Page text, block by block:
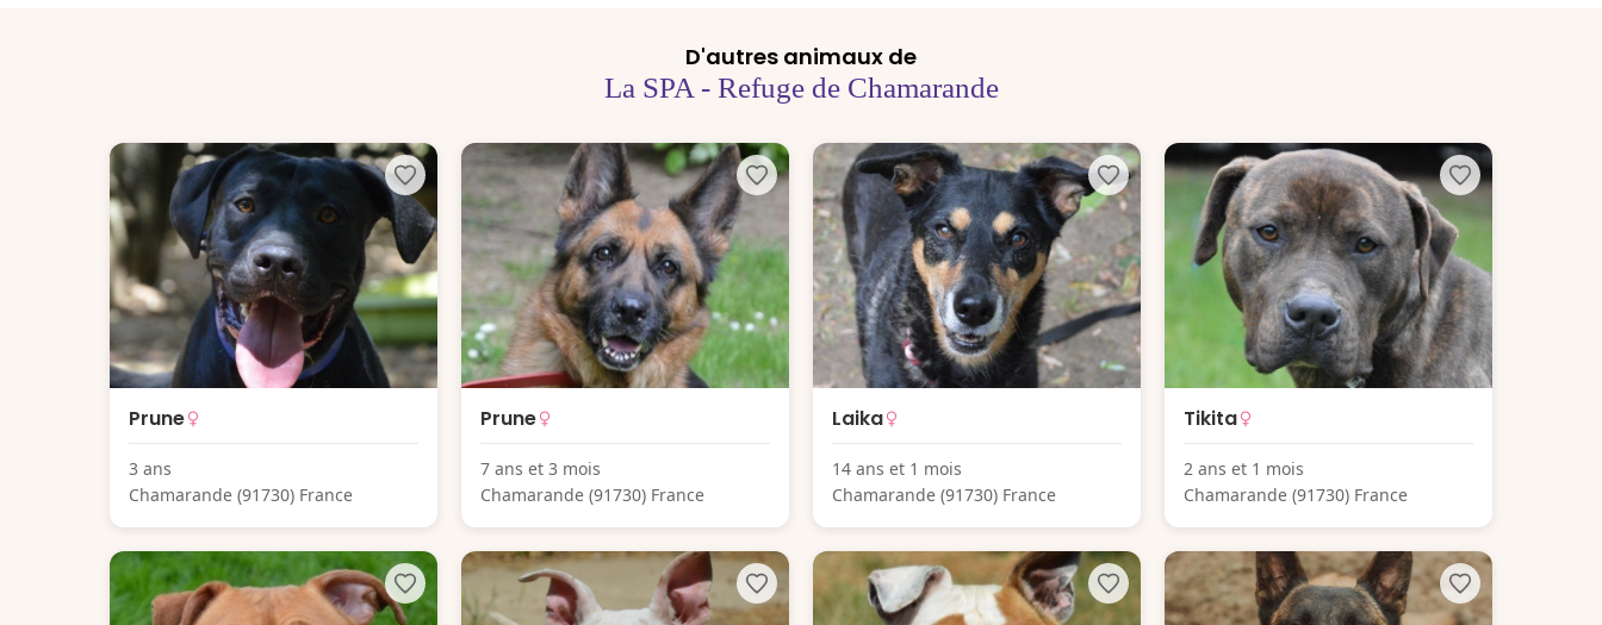
D'autres animaux de
La SPA - Refuge de Chamarande
Prune
3 ans
Chamarande (91730) France
Prune
7 ans et 3 mois
Chamarande (91730) France
Laika
14 ans et 1 mois
Chamarande (91730) France
Tikita
2 ans et 1 mois
Chamarande (91730) France